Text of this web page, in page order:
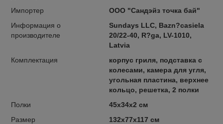
Импортер
ООО "Сандэйз точка бай"
Информация о
производителе
Sundays LLC, Bazn?casiela
20/22-40, R?ga, LV-1010,
Latvia
Комплектация
корпус гриля, подставка с
колесами, камера для угля,
угольная пластина, верхнее
кольцо, решетка, 2 полки
Полки
45х34х2 см
Размер
132х77х117 см